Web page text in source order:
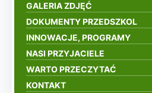
GALERIA ZDJĘĆ
DOKUMENTY PRZEDSZKOL
INNOWACJE, PROGRAMY
NASI PRZYJACIELE
WARTO PRZECZYTAĆ
KONTAKT